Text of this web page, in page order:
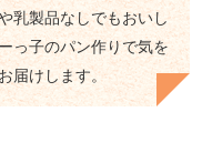
乳製品なしでもおいし
っ子のパン作りで気を
届けします。